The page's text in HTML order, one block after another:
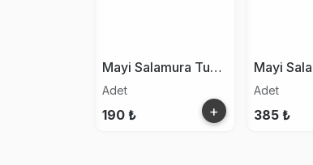
Mayi Salamura Tuz 500g
Adet
190 ₺ +
Adet
385 ₺